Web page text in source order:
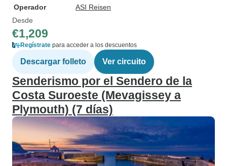
Operador
ASI Reisen
Desde
€1,209
Regístrate para acceder a los descuentos
Descargar folleto Ver circuito
Senderismo por el Sendero de la
Costa Suroeste (Mevagissey a
Plymouth) (7 días)